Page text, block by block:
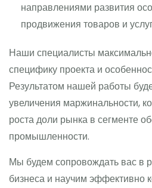
направлениями развития
продвижения товаров и
Наши специалисты
специфику проекта и
Результатом нашей работы
увеличения маржинальности,
роста доли рынка в сегменте
промышленности.
Мы будем сопровождать вас в
бизнеса и научим эффективно